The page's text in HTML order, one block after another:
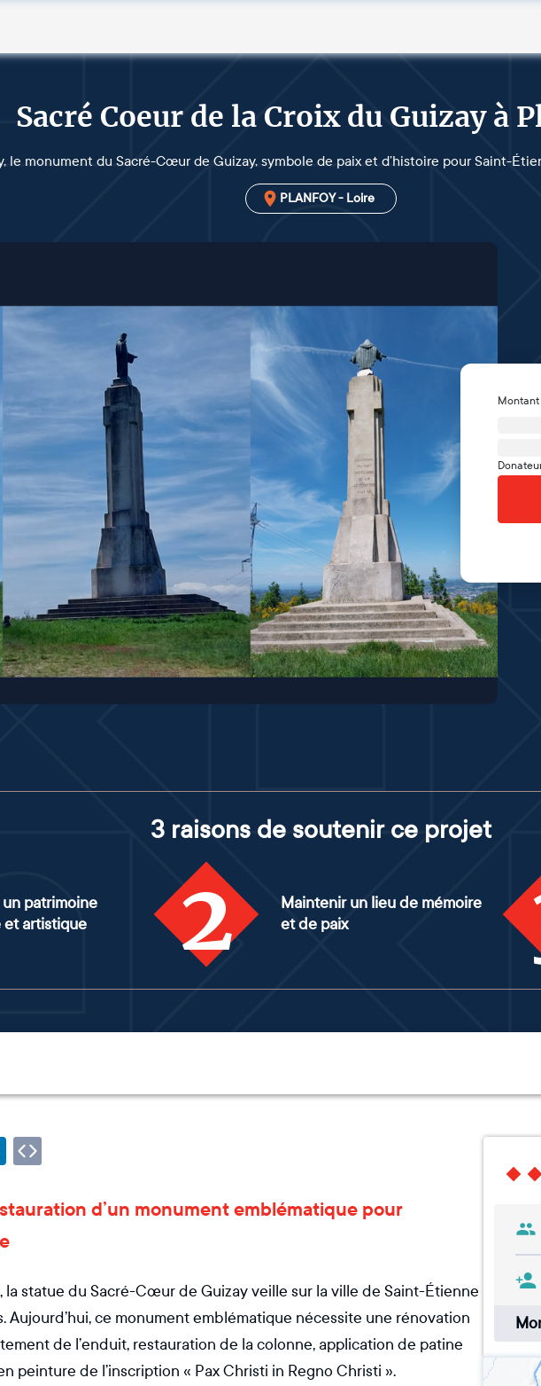
Sacré Coeur de la Croix du Guizay à
le monument du Sacré-Cœur de Guizay, symbole de paix et d’histoire pour Saint-
PLANFOY - Loire
Montant
3 raisons de soutenir ce projet
un patrimoine
et artistique
2
Maintenir un lieu de mémoire
et de paix
d’un monument emblématique pour
la statue du Sacré-Cœur de Guizay veille sur la ville de Saint-Étienne
Aujourd’hui, ce monument emblématique nécessite une rénovation
de l’enduit, restauration de la colonne, application de patine
peinture de l’inscription « Pax Christi in Regno Christi ».